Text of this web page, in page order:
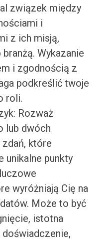
związek między
i
z ich misją,
Wykazanie
i zgodnością z
podkreślić twoje
roli.
Rozważ
lub dwóch
które
unikalne punkty
wyróżniają Cię na
Może to być
istotna